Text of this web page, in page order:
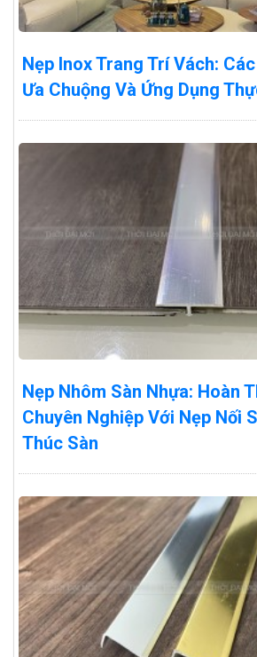
Nẹp Inox Trang Trí Vách:
Ưa Chuộng Và Ứng Dụng
Nẹp Nhôm Sàn Nhựa: Hoàn
Chuyên Nghiệp Với Nẹp Nối
Thúc Sàn